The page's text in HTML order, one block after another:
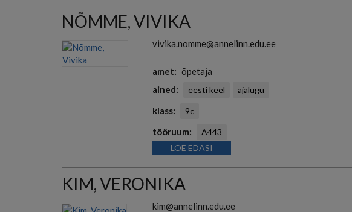
NÕMME, VIVIKA
vivika.nomme@annelinn.edu.ee
amet
õpetaja
ained
eesti keel ajalugu
klass 9c
tööruum
A443
LOE EDASI
KIM, VERONIKA
kim@annelinn.edu.ee